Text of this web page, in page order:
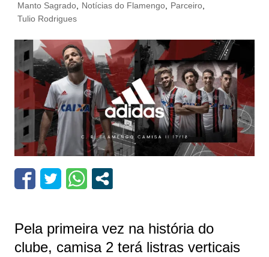
Manto Sagrado, Notícias do Flamengo, Parceiro,
Tulio Rodrigues
Pela primeira vez na história do
clube, camisa 2 terá listras verticais